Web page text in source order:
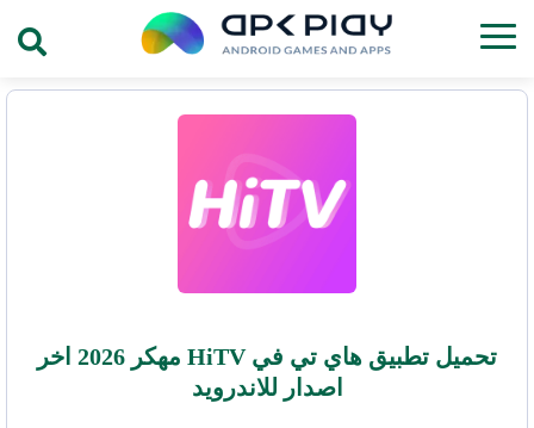
تحميل تطبيق هاي تي في HiTV مهكر 2026 اخر
اصدار للاندرويد